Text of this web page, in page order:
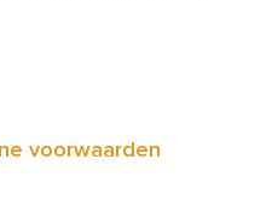
voorwaarden